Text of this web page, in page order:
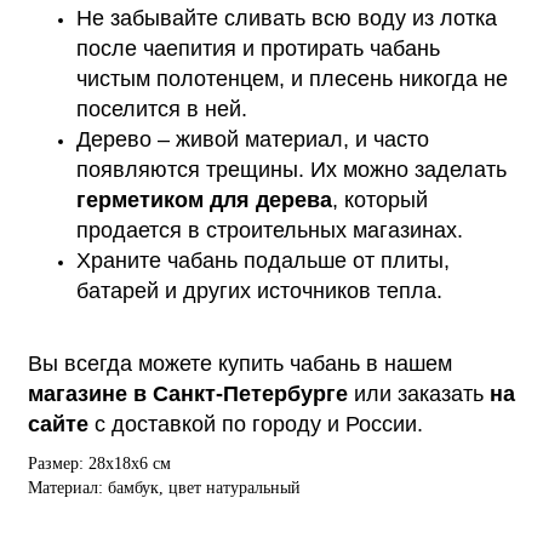
Не забывайте сливать всю воду из лотка
после чаепития и протирать чабань
чистым полотенцем, и плесень никогда не
поселится в ней.
Дерево – живой материал, и часто
появляются трещины. Их можно заделать
герметиком для дерева, который
продается в строительных магазинах.
Храните чабань подальше от плиты,
батарей и других источников тепла.
Вы всегда можете купить чабань в нашем
магазине в Санкт-Петербурге или заказать на
сайте с доставкой по городу и России.
Размер: 28х18х6 см
Материал: бамбук, цвет натуральный